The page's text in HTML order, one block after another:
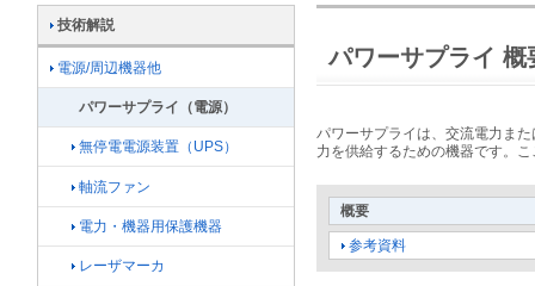
技術解説
電源/周辺機器他
パワーサプライ（電源）
無停電電源装置（UPS）
軸流ファン
電力・機器用保護機器
レーザマーカ
パワーサプライ 概
パワーサプライは、交流電力ま
力を供給するための機器です。
概要
参考資料